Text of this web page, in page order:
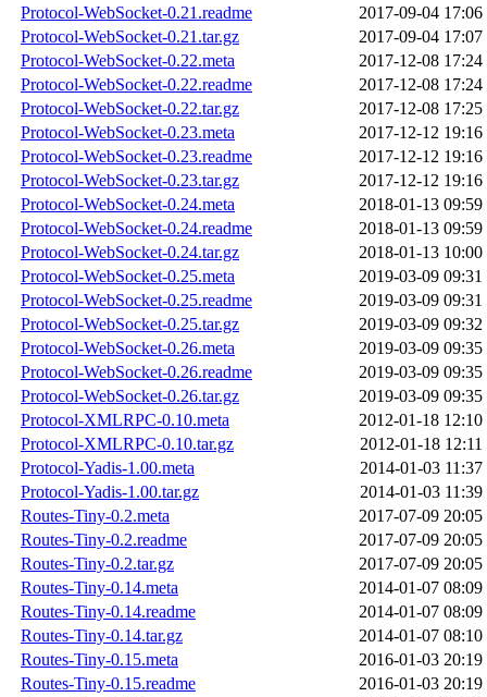
Protocol-WebSocket-0.21.readme
2017-09-04 17:06
Protocol-WebSocket-0.21.tar.gz
2017-09-04 17:07
Protocol-WebSocket-0.22.meta
2017-12-08 17:24
Protocol-WebSocket-0.22.readme
2017-12-08 17:24
Protocol-WebSocket-0.22.tar.gz
2017-12-08 17:25
Protocol-WebSocket-0.23.meta
2017-12-12 19:16
Protocol-WebSocket-0.23.readme
2017-12-12 19:16
Protocol-WebSocket-0.23.tar.gz
2017-12-12 19:16
Protocol-WebSocket-0.24.meta
2018-01-13 09:59
Protocol-WebSocket-0.24.readme
2018-01-13 09:59
Protocol-WebSocket-0.24.tar.gz
2018-01-13 10:00
Protocol-WebSocket-0.25.meta
2019-03-09 09:31
Protocol-WebSocket-0.25.readme
2019-03-09 09:31
Protocol-WebSocket-0.25.tar.gz
2019-03-09 09:32
Protocol-WebSocket-0.26.meta
2019-03-09 09:35
Protocol-WebSocket-0.26.readme
2019-03-09 09:35
Protocol-WebSocket-0.26.tar.gz
2019-03-09 09:35
Protocol-XMLRPC-0.10.meta
2012-01-18 12:10
Protocol-XMLRPC-0.10.tar.gz
2012-01-18 12:11
Protocol-Yadis-1.00.meta
2014-01-03 11:37
Protocol-Yadis-1.00.tar.gz
2014-01-03 11:39
Routes-Tiny-0.2.meta
2017-07-09 20:05
Routes-Tiny-0.2.readme
2017-07-09 20:05
Routes-Tiny-0.2.tar.gz
2017-07-09 20:05
Routes-Tiny-0.14.meta
2014-01-07 08:09
Routes-Tiny-0.14.readme
2014-01-07 08:09
Routes-Tiny-0.14.tar.gz
2014-01-07 08:10
Routes-Tiny-0.15.meta
2016-01-03 20:19
Routes-Tiny-0.15.readme
2016-01-03 20:19